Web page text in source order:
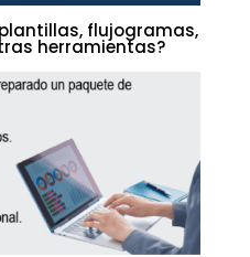
flujogramas,
herramientas?